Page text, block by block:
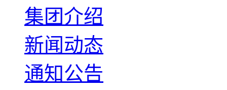
集团介绍
新闻动态
通知公告